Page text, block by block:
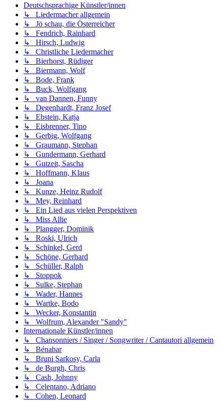
Deutschsprachige Künstler/innen
↳ Liedermacher allgemein
↳ Jö schau, die Österreicher
↳ Fendrich, Rainhard
↳ Hirsch, Ludwig
↳ Christliche Liedermacher
↳ Bierhorst, Rüdiger
↳ Biermann, Wolf
↳ Bode, Frank
↳ Buck, Wolfgang
↳ van Dannen, Funny
↳ Degenhardt, Franz Josef
↳ Ebstein, Katja
↳ Eisbrenner, Tino
↳ Gerbig, Wolfgang
↳ Graumann, Stephan
↳ Gundermann, Gerhard
↳ Gutzeit, Sascha
↳ Hoffmann, Klaus
↳ Joana
↳ Kunze, Heinz Rudolf
↳ Mey, Reinhard
↳ Ein Lied aus vielen Perspektiven
↳ Miss Allie
↳ Plangger, Dominik
↳ Roski, Ulrich
↳ Schinkel, Gerd
↳ Schöne, Gerhard
↳ Schüller, Ralph
↳ Stoppok
↳ Sulke, Stephan
↳ Wader, Hannes
↳ Wartke, Bodo
↳ Wecker, Konstantin
↳ Wolfrum, Alexander "Sandy"
Internationale Künstler/innen
↳ Chansonniers / Singer / Songwriter / Cantautori allgemein
↳ Bénabar
↳ Bruni Sarkosy, Carla
↳ de Burgh, Chris
↳ Cash, Johnny
↳ Celentano, Adriano
↳ Cohen, Leonard